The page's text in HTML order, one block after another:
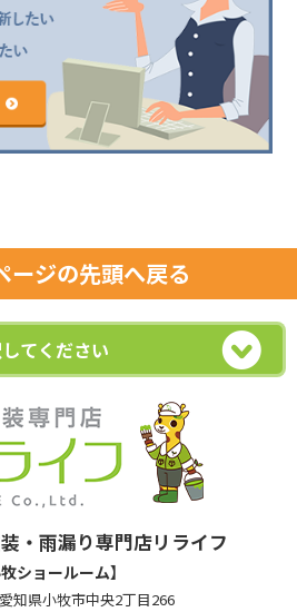
ージの先頭へ戻る
・雨漏り専門店リライフ
牧ショールーム】
知県小牧市中央2丁目266